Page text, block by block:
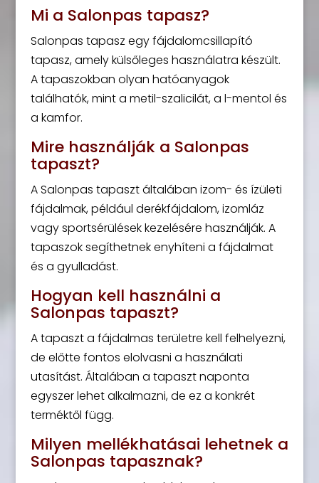
Mi a Salonpas tapasz?
Salonpas tapasz egy fájdalomcsillapító
tapasz, amely külsőleges használatra készült.
A tapaszokban olyan hatóanyagok
találhatók, mint a metil-szalicilát, a l-mentol és
a kamfor.
Mire használják a Salonpas
tapaszt?
A Salonpas tapaszt általában izom- és ízületi
fájdalmak, például derékfájdalom, izomláz
vagy sportsérülések kezelésére használják. A
tapaszok segíthetnek enyhíteni a fájdalmat
és a gyulladást.
Hogyan kell használni a
Salonpas tapaszt?
A tapaszt a fájdalmas területre kell felhelyezni,
de előtte fontos elolvasni a használati
utasítást. Általában a tapaszt naponta
egyszer lehet alkalmazni, de ez a konkrét
terméktől függ.
Milyen mellékhatásai lehetnek a
Salonpas tapasznak?